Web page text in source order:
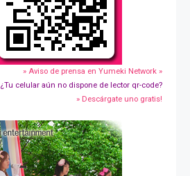
» Aviso de prensa en Yumeki Network »
¿Tu celular aún no dispone de lector qr-code?
» Descárgate uno gratis!